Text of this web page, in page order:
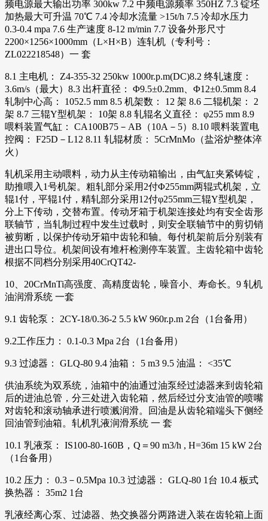
频电源最大输出功率 300kw 7.2 中频电源频率 350HZ 7.3 锭坯
加热最大可升温 70℃ 7.4 冷却水流量 >15t/h 7.5 冷却水压力
0.3-0.4 mpa 7.6 生产速度 8-12 m/min 7.7 设备外形尺寸
2200×1256×1000mm（L×H×B）连轧机（专利号：
ZL022218548）一 套
8.1 主电机： Z4-355-32 250kw 1000r.p.m(DC)8.2 终轧速度：
3.6m/s（最大）8.3 出杆直径： Φ9.5±0.2mm、Φ12±0.5mm 8.4
轧制中心高： 1052.5 mm 8.5 机架数： 12 架 8.6 二辊机架： 2
架 8.7 三辊Y型机架： 10架 8.8 轧辊名义直径： φ255 mm 8.9
喂料装置气缸： CA100B75－AB（10A－5）8.10 喂料装置电
控阀： F25D－L12 8.11 轧辊材质： 5CrMnMo（盐浴炉整体淬
火）
轧机采用主动喂料，动力从主传动箱输出，由气缸夹紧铸锭，
助推喂入1号机架。粗轧部分采用2付Φ255mm两辊式机架，立
辊1付，平辊1付，精轧部分采用12付φ255mm三辊Y型机架，
分上下传动，交替布置。传动牙箱于机架连接处均有安全齿形
联轴节，当轧制过程中发生过载时，则安全联轴节中的剪切销
被剪断，以保护传动牙箱中齿轮和轴。每付机架前后分别装有
进出口导位。机架间设有堆杆检测停车装置。主齿轮箱中齿轮
根据不同档分别采用40CrQT42-
10、20CrMnTi高强度、高精度齿轮，噪音小、寿命长。9 轧机
油润滑系统 一套
9.1 齿轮泵： 2CY-18/0.36-2 5.5 kW 960r.p.m 2台（1台备用）
9.2工作压力： 0.1-0.3 Mpa 2台（1台备用）
9.3 过滤器： GLQ-80 9.4 油箱： 5 m3 9.5 油温： <35℃
供油系统为双系统，油箱中的油通过油泵经过滤器来到齿轮箱
后的进油总管，分三处进入齿轮箱，然后经过分支油管的喷嘴
对齿轮和滚动轴承进行喷溅润滑。回油是从齿轮箱端头下侧经
回油管到油箱。轧机乳液润滑系统 一 套
10.1 乳液泵： IS100-80-160B，Q＝90 m3/h , H=36m 15 kW 2台
（1台备用）
10.2 压力： 0.3－0.5Mpa 10.3 过滤器： GLQ-80 1台 10.4 板式
换热器： 35m2 1台
乳液经离心泵、过滤器、热交换器分两路进入装在齿轮箱上面